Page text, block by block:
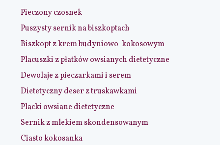
Pieczony czosnek
Puszysty sernik na biszkoptach
Biszkopt z krem budyniowo-kokosowym
Placuszki z płatków owsianych dietetyczne
Dewolaje z pieczarkami i serem
Dietetyczny deser z truskawkami
Placki owsiane dietetyczne
Sernik z mlekiem skondensowanym
Ciasto kokosanka